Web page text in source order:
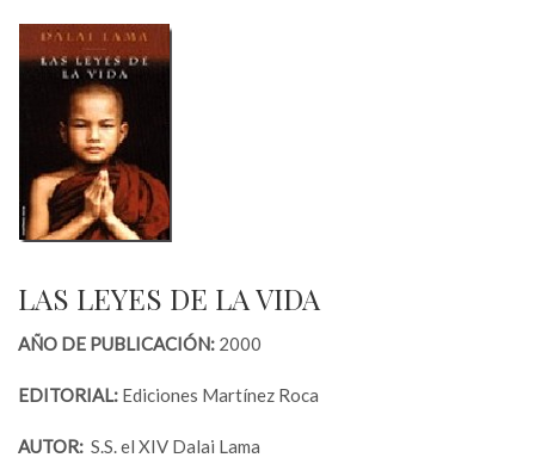
LAS LEYES DE LA VIDA
AÑO DE PUBLICACIÓN: 2000
EDITORIAL: Ediciones Martínez Roca
AUTOR: S.S. el XIV Dalai Lama